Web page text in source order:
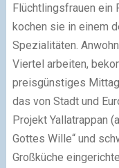
Flüchtlingsfrauen ein
kochen sie in einem
Spezialitäten.
Viertel arbeiten,
preisgünstiges
das von Stadt und
Projekt Yallatrappan
Gottes Wille“ und
Großküche